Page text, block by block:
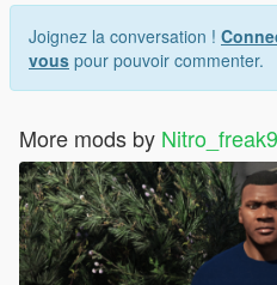
Joignez la conversation !
vous pour pouvoir commenter.
More mods by